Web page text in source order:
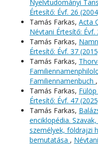
Nyelvtudományi
Értesítő: Évf. 26
Tamás Farkas, Acta
Névtani Értesítő: Évf.
Tamás Farkas,
Értesítő: Évf. 37
Tamás Farkas,
Familiennamenbuch ,
Tamás Farkas,
Értesítő: Évf. 47
Tamás Farkas,
enciklopédia.
személyek, földrajzi
bemutatása ,